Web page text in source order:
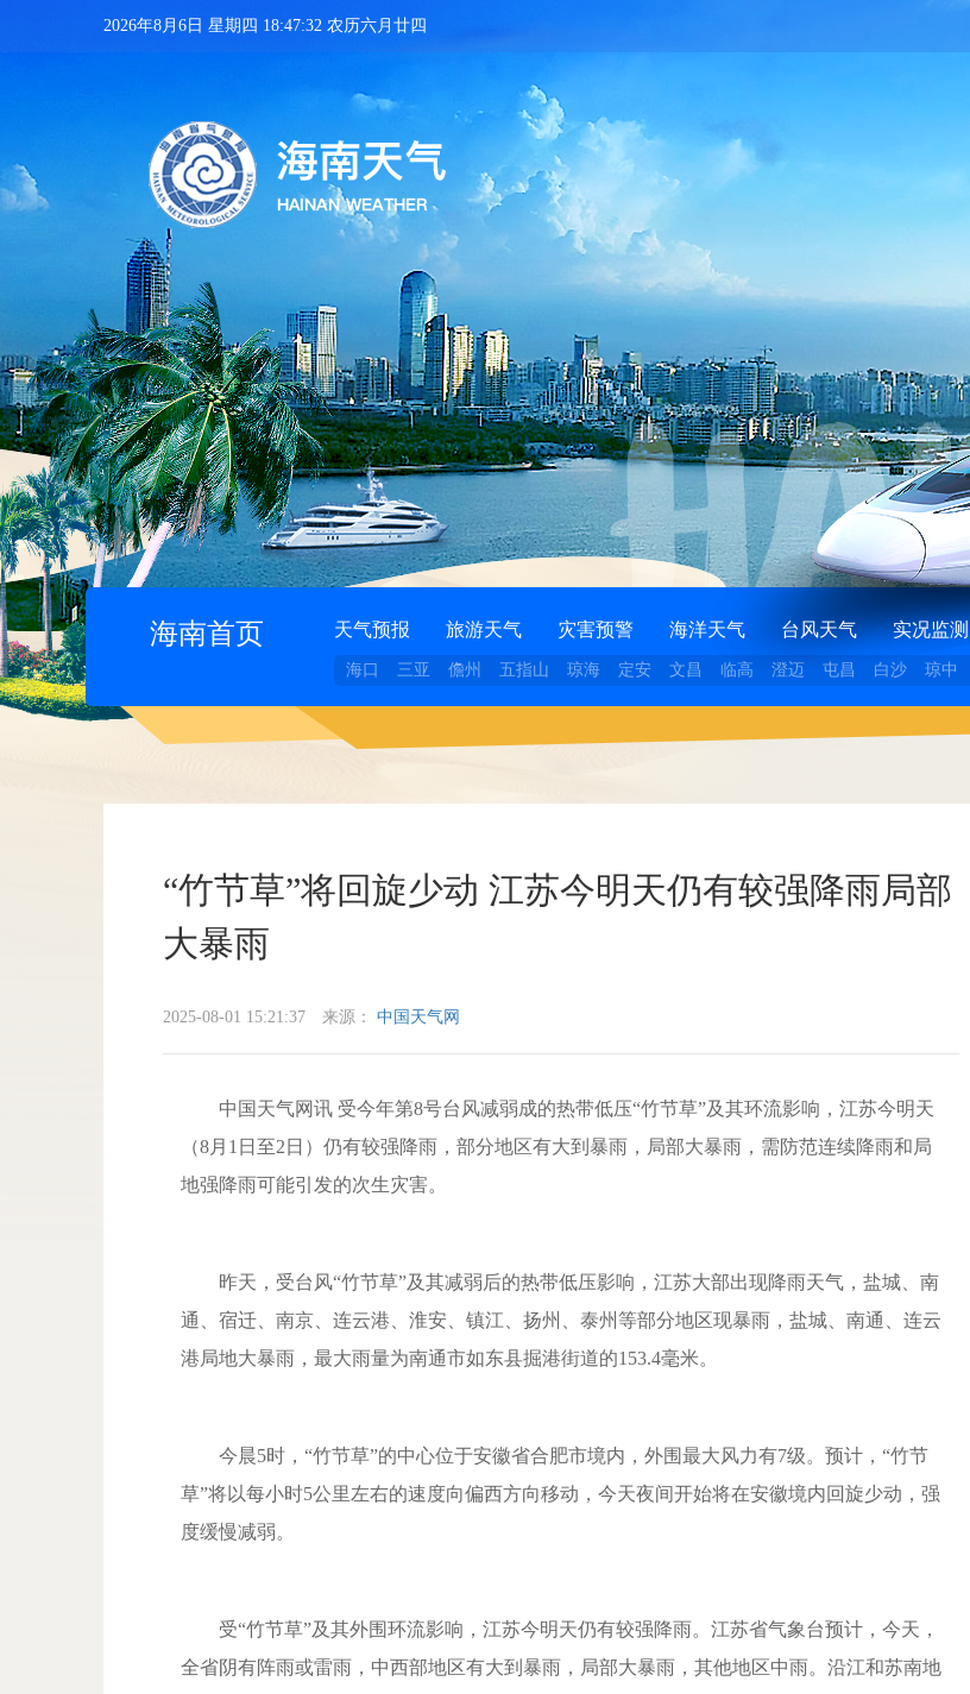
2026年8月6日 星期四 18:47:33 农历六月廿四
海南首页 天气预报 旅游天气 灾害预警 海洋天气 台风天气 实况监测
海口 三亚 儋州 五指山 琼海 定安 文昌 临高 澄迈 屯昌 白沙 琼中
“竹节草”将回旋少动 江苏今明天仍有较强降雨局部
大暴雨
2025-08-01 15:21:37 来源： 中国天气网
中国天气网讯 受今年第8号台风减弱成的热带低压“竹节草”及其环流影响，江苏今明天
（8月1日至2日）仍有较强降雨，部分地区有大到暴雨，局部大暴雨，需防范连续降雨和局
地强降雨可能引发的次生灾害。
昨天，受台风“竹节草”及其减弱后的热带低压影响，江苏大部出现降雨天气，盐城、南
通、宿迁、南京、连云港、淮安、镇江、扬州、泰州等部分地区现暴雨，盐城、南通、连云
港局地大暴雨，最大雨量为南通市如东县掘港街道的153.4毫米。
今晨5时，“竹节草”的中心位于安徽省合肥市境内，外围最大风力有7级。预计，“竹节
草”将以每小时5公里左右的速度向偏西方向移动，今天夜间开始将在安徽境内回旋少动，强
度缓慢减弱。
受“竹节草”及其外围环流影响，江苏今明天仍有较强降雨。江苏省气象台预计，今天，
全省阴有阵雨或雷雨，中西部地区有大到暴雨，局部大暴雨，其他地区中雨。沿江和苏南地